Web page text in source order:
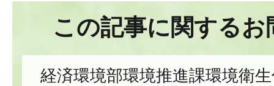
この記事に関する
経済環境部環境推進課環境衛